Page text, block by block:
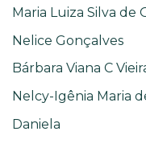
Maria Luiza Silva de
Nelice Gonçalves
Bárbara Viana C
Nelcy-Igênia Maria
Daniela